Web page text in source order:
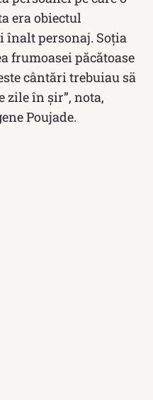
era obiectul
personaj. Soţia
frumoasei păcătoase
cântări trebuiau sä
zile în şir”, nota,
Poujade.